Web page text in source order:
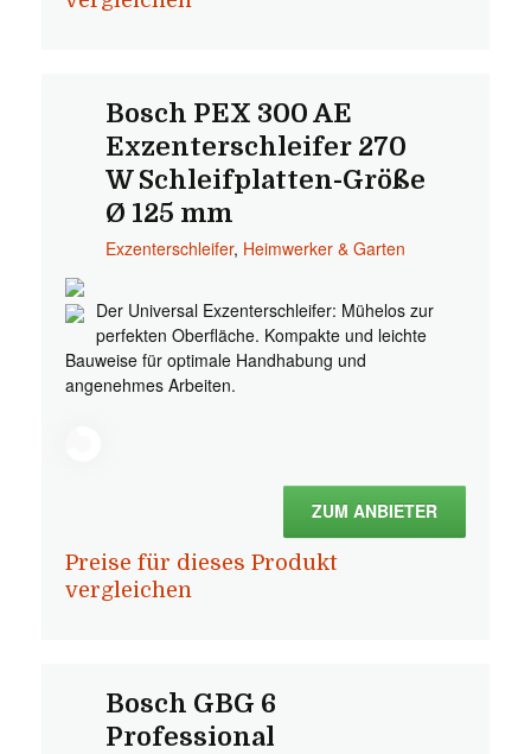
Bosch PEX 300 AE
Exzenterschleifer 270
W Schleifplatten-Größe
Ø 125 mm
Exzenterschleifer, Heimwerker & Garten
Der Universal Exzenterschleifer: Mühelos zur
perfekten Oberfläche. Kompakte und leichte
Bauweise für optimale Handhabung und
angenehmes Arbeiten.
ZUM ANBIETER
Preise für dieses Produkt
vergleichen
Bosch GBG 6
Professional